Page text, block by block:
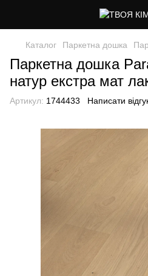
Каталог Паркетна дошка
Паркетна дошка
натур екстра мат
Артикул: 1744433 Написати